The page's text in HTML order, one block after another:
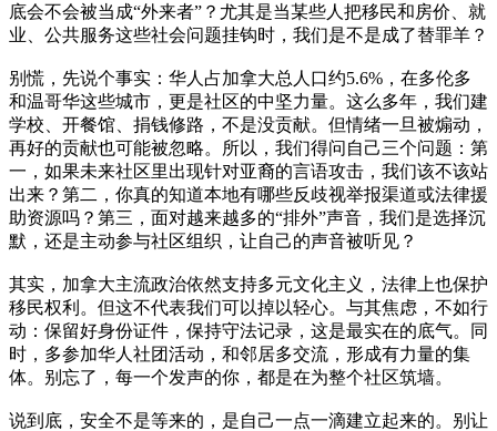
底会不会被当成“外来者”？尤其是当某些人把移民和房价、就
业、公共服务这些社会问题挂钩时，我们是不是成了替罪羊？
别慌，先说个事实：华人占加拿大总人口约5.6%，在多伦多
和温哥华这些城市，更是社区的中坚力量。这么多年，我们建
学校、开餐馆、捐钱修路，不是没贡献。但情绪一旦被煽动，
再好的贡献也可能被忽略。所以，我们得问自己三个问题：第
一，如果未来社区里出现针对亚裔的言语攻击，我们该不该站
出来？第二，你真的知道本地有哪些反歧视举报渠道或法律援
助资源吗？第三，面对越来越多的“排外”声音，我们是选择沉
默，还是主动参与社区组织，让自己的声音被听见？
其实，加拿大主流政治依然支持多元文化主义，法律上也保护
移民权利。但这不代表我们可以掉以轻心。与其焦虑，不如行
动：保留好身份证件，保持守法记录，这是最实在的底气。同
时，多参加华人社团活动，和邻居多交流，形成有力量的集
体。别忘了，每一个发声的你，都是在为整个社区筑墙。
说到底，安全不是等来的，是自己一点一滴建立起来的。别让